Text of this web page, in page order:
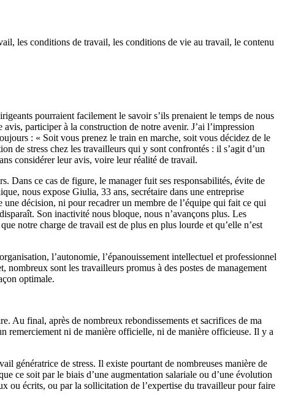
les conditions de travail, les conditions de vie au travail, le contenu
pourraient facilement le savoir s’ils prenaient le temps de nous
participer à la construction de notre avenir. J’ai l’impression
: « Soit vous prenez le train en marche, soit vous décidez de le
de stress chez les travailleurs qui y sont confrontés : il s’agit d’un
considérer leur avis, voire leur réalité de travail.
Dans ce cas de figure, le manager fuit ses responsabilités, évite de
nous expose Giulia, 33 ans, secrétaire dans une entreprise
décision, ni pour recadrer un membre de l’équipe qui fait ce qui
Son inactivité nous bloque, nous n’avançons plus. Les
notre charge de travail est de plus en plus lourde et qu’elle n’est
l’autonomie, l’épanouissement intellectuel et professionnel
sont les travailleurs promus à des postes de management
optimale.
Au final, après de nombreux rebondissements et sacrifices de ma
remerciement ni de manière officielle, ni de manière officieuse. Il y a
génératrice de stress. Il existe pourtant de nombreuses manière de
ce soit par le biais d’une augmentation salariale ou d’une évolution
ou écrits, ou par la sollicitation de l’expertise du travailleur pour faire